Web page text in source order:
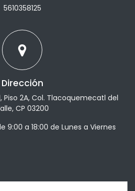
5610358125
Dirección
2A, Col. Tlacoquemecatl del
CP 03200
9:00 a 18:00 de Lunes a Viernes